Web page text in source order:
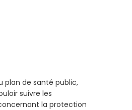
plan de santé public,
suivre les
la protection